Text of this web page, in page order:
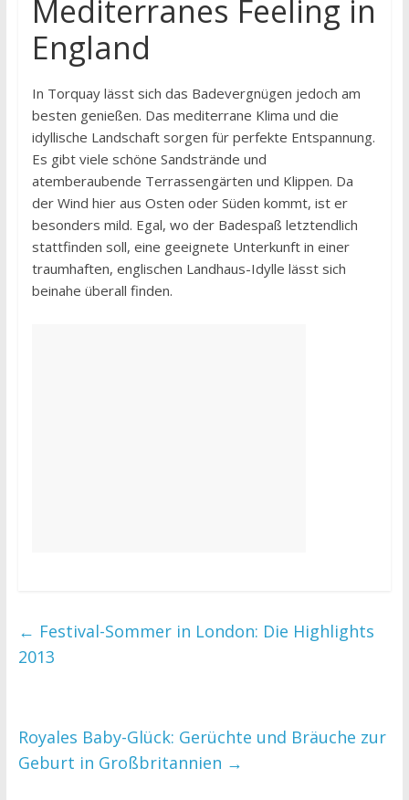
Mediterranes Feeling in
England
In Torquay lässt sich das Badevergnügen jedoch am
besten genießen. Das mediterrane Klima und die
idyllische Landschaft sorgen für perfekte Entspannung.
Es gibt viele schöne Sandstrände und
atemberaubende Terrassengärten und Klippen. Da
der Wind hier aus Osten oder Süden kommt, ist er
besonders mild. Egal, wo der Badespaß letztendlich
stattfinden soll, eine geeignete Unterkunft in einer
traumhaften, englischen Landhaus-Idylle lässt sich
beinahe überall finden.
← Festival-Sommer in London: Die Highlights
2013
Royales Baby-Glück: Gerüchte und Bräuche zur
Geburt in Großbritannien →